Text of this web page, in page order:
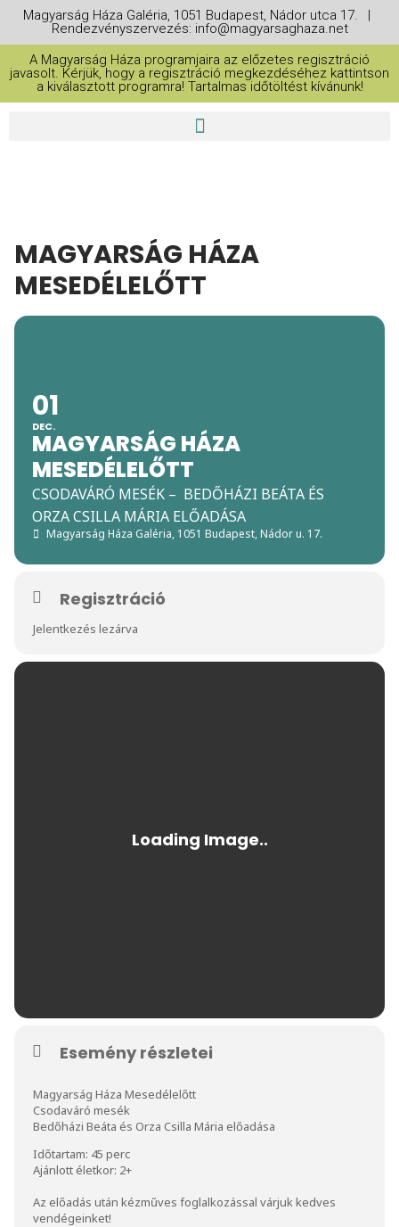
Magyarság Háza Galéria, 1051 Budapest, Nádor utca 17. |
Rendezvényszervezés: info@magyarsaghaza.net
A Magyarság Háza programjaira az előzetes regisztráció
javasolt. Kérjük, hogy a regisztráció megkezdéséhez kattintson
a kiválasztott programra! Tartalmas időtöltést kívánunk!
MAGYARSÁG HÁZA
MESEDÉLELŐTT
01
DEC.
MAGYARSÁG HÁZA
MESEDÉLELŐTT
CSODAVÁRÓ MESÉK – BEDŐHÁZI BEÁTA ÉS
ORZA CSILLA MÁRIA ELŐADÁSA
Magyarság Háza Galéria, 1051 Budapest, Nádor u. 17.
Regisztráció
Jelentkezés lezárva
Esemény részletei
Magyarság Háza Mesedélelőtt
Csodaváró mesék
Bedőházi Beáta és Orza Csilla Mária előadása
Időtartam: 45 perc
Ajánlott életkor: 2+
Az előadás után kézműves foglalkozással várjuk kedves
vendégeinket!